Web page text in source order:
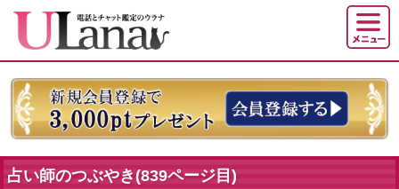
占い師のつぶやき(839ページ目)